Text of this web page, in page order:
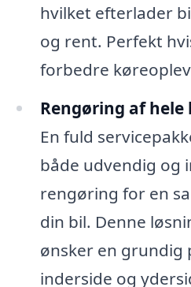
hvilket efterlader
og rent. Perfekt
forbedre
Rengøring af hele
En fuld
både udvendig og
rengøring for en
din bil. Denne
ønsker en grundig
inderside og